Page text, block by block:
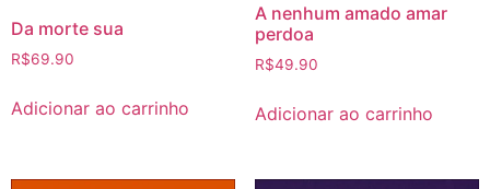
Da morte sua
R$69.90
Adicionar ao carrinho
A nenhum amado amar
perdoa
R$49.90
Adicionar ao carrinho